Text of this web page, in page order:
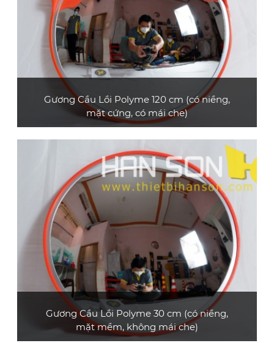
Gương Cầu Lồi Polyme 120 cm (có niềng,
mặt cứng, có mái che)
kính 120 cm, có mái che
XEM CHI TIẾT
Gương Cầu Lồi Polyme 30 cm (có niềng,
mặt mềm, không mái che)